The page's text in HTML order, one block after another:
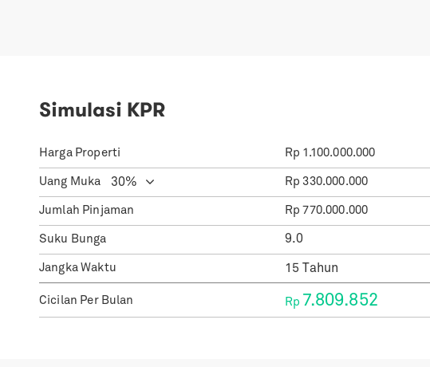
Simulasi KPR
Harga Properti Rp 1.100.000.000
Uang Muka Rp 330.000.000
Jumlah Pinjaman Rp 770.000.000
Suku Bunga
Jangka Waktu
Cicilan Per Bulan Rp 7.809.852